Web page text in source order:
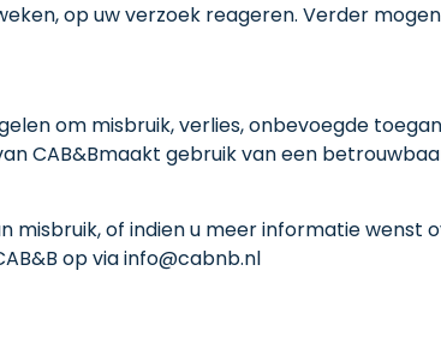
op uw verzoek reageren. Verder mogen
om misbruik, verlies, onbevoegde
CAB&Bmaakt gebruik van een
misbruik, of indien u meer informatie wenst
op via info@cabnb.nl